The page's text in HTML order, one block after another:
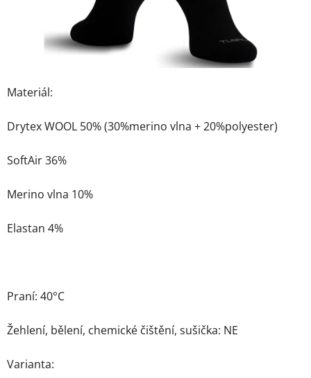
Materiál:
Drytex WOOL 50% (30%merino vlna + 20%polyester)
SoftAir 36%
Merino vlna 10%
Elastan 4%
Praní: 40°C
Žehlení, bělení, chemické čištění, sušička: NE
Varianta: